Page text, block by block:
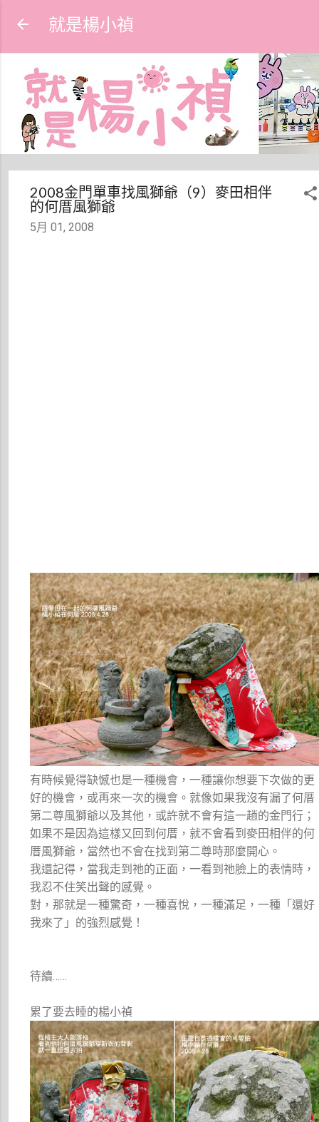
就是楊小禎
2008金門單車找風獅爺（9）麥田相伴
的何厝風獅爺
5月 01, 2008
有時候覺得缺憾也是一種機會，一種讓你想要下次做的更
好的機會，或再來一次的機會。就像如果我沒有漏了何厝
第二尊風獅爺以及其他，或許就不會有這一趟的金門行；
如果不是因為這樣又回到何厝，就不會看到麥田相伴的何
厝風獅爺，當然也不會在找到第二尊時那麼開心。
我還記得，當我走到祂的正面，一看到祂臉上的表情時，
我忍不住笑出聲的感覺。
對，那就是一種驚奇，一種喜悅，一種滿足，一種「還好
我來了」的強烈感覺！
待續……
累了要去睡的楊小禎